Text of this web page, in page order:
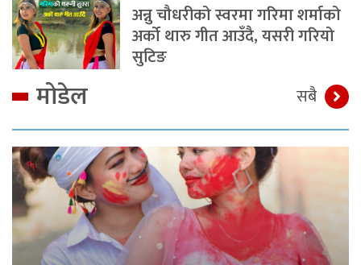
अन्नु चौधरीको स्वरमा गरिमा शर्माको
अर्को थारु गीत आउँदै, यसरी गरियो
सुटिङ
मोडेल सबै